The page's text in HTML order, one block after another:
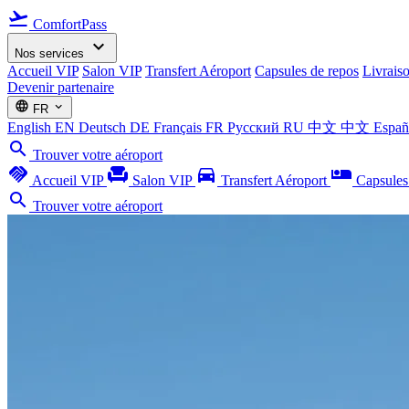
flight_takeoff ComfortPass
Nos services expand_more
Accueil VIP Salon VIP Transfert Aéroport Capsules de repos
Devenir partenaire
language FR expand_more
English EN Deutsch DE Français FR Русский RU 中文 中文
search Trouver votre aéroport
handshake Accueil VIP chair Salon VIP directions_car Transfert Aéroport airline_seat_individual_suite
search Trouver votre aéroport